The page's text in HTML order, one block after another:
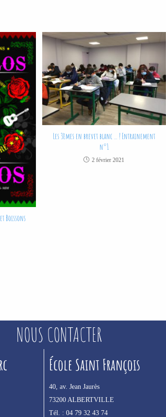
Boissons
Les 3èmes en brevet blanc … ! Entrainement
n°1
2 février 2021
NOUS CONTACTER
École Saint François
40, av. Jean Jaurès
73200 ALBERTVILLE
Tél. :04 79 32 43 74